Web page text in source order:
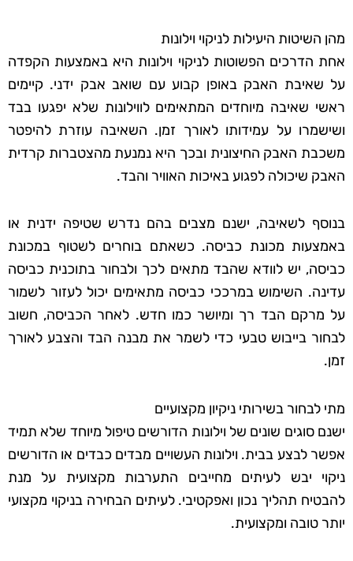
מהן השיטות היעילות לניקוי וילונות
אחת הדרכים הפשוטות לניקוי וילונות היא באמצעות הקפדה
על שאיבת האבק באופן קבוע עם שואב אבק ידני. קיימים
ראשי שאיבה מיוחדים המתאימים לווילונות שלא יפגעו בבד
ושישמרו על עמידותו לאורך זמן. השאיבה עוזרת להיפטר
משכבת האבק החיצונית ובכך היא נמנעת מהצטברות קרדית
האבק שיכולה לפגוע באיכות האוויר והבד.
בנוסף לשאיבה, ישנם מצבים בהם נדרש שטיפה ידנית או
באמצעות מכונת כביסה. כשאתם בוחרים לשטוף במכונת
כביסה, יש לוודא שהבד מתאים לכך ולבחור בתוכנית כביסה
עדינה. השימוש במרככי כביסה מתאימים יכול לעזור לשמור
על מרקם הבד רך ומיושר כמו חדש. לאחר הכביסה, חשוב
לבחור בייבוש טבעי כדי לשמר את מבנה הבד והצבע לאורך
זמן.
מתי לבחור בשירותי ניקיון מקצועיים
ישנם סוגים שונים של וילונות הדורשים טיפול מיוחד שלא תמיד
אפשר לבצע בבית. וילונות העשויים מבדים כבדים או הדורשים
ניקוי יבש לעיתים מחייבים התערבות מקצועית על מנת
להבטיח תהליך נכון ואפקטיבי. לעיתים הבחירה בניקוי מקצועי
יותר טובה ומקצועית.